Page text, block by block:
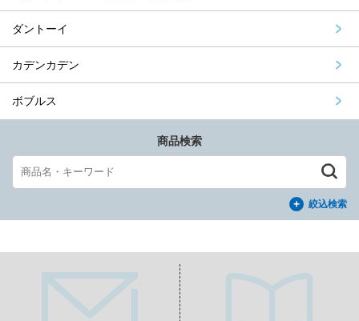
ダントーイ
カデンカデン
ボブルス
商品検索
絞込検索